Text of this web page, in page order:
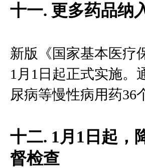
十一. 更多药品纳
新版《国家基本医疗
1月1日起正式实施。
尿病等慢性病用药36
十二. 1月1日起，
督检查